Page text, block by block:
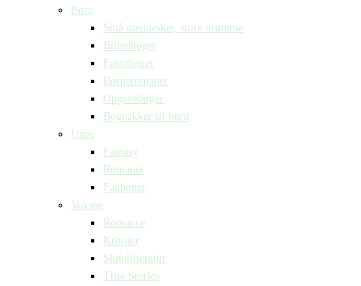
Børn
Små mennesker, store drømme
Billedbøger
Faktabøger
Børneromaner
Opgavebøger
Bogpakker til børn
Unge
Fantasy
Romaner
Fagbøger
Voksne
Romance
Krimier
Skønlitteratur
True Stories